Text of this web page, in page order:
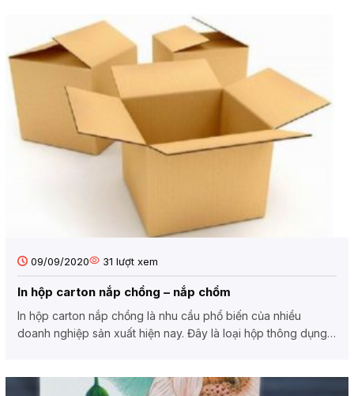
09/09/2020 31 lượt xem
In hộp carton nắp chồng – nắp chồm
In hộp carton nắp chồng là nhu cầu phổ biến của nhiều
doanh nghiệp sản xuất hiện nay. Đây là loại hộp thông dụng,